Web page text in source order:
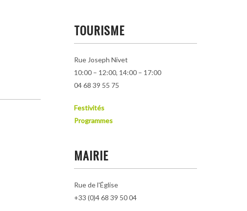
TOURISME
Rue Joseph Nivet
10:00 – 12:00, 14:00 – 17:00
04 68 39 55 75
Festivités
Programmes
MAIRIE
Rue de l'Église
+33 (0)4 68 39 50 04